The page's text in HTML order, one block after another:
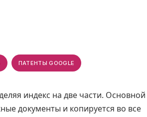
ПАТЕНТЫ GOOGLE
индекс на две части. Основной
документы и копируется во все